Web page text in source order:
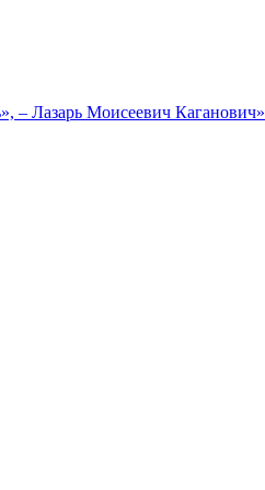
– Лазарь Моисеевич Каганович»